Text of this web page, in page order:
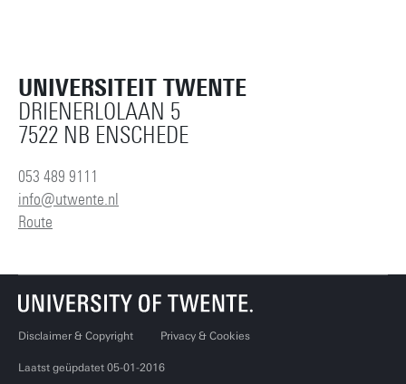
UNIVERSITEIT TWENTE
DRIENERLOLAAN 5
7522 NB ENSCHEDE
053 489 9111
info@utwente.nl
Route
Disclaimer & Copyright Privacy & Cookies
Laatst geüpdatet 05-01-2016